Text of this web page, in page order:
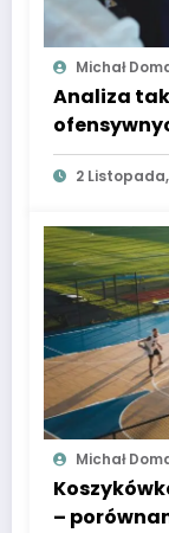
Michał
Analiza
strategii w
2
Michał
–